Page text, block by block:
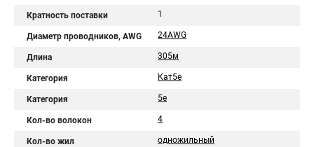
Кратность поставки 1
Диаметр проводников, AWG 24AWG
Длина 305м
Категория Кат5e
Категория 5e
Кол-во волокон 4
Кол-во жил одножильный